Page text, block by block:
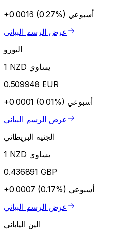
+0.0016 (0.27%) أسبوعي
عرض الرسم البياني
اليورو
1 NZD يساوي
0.509948 EUR
+0.0001 (0.01%) أسبوعي
عرض الرسم البياني
الجنيه البريطاني
1 NZD يساوي
0.436891 GBP
+0.0007 (0.17%) أسبوعي
عرض الرسم البياني
الين الياباني